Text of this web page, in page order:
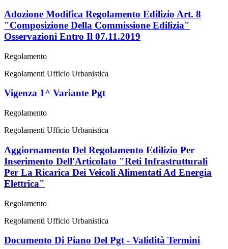
Adozione Modifica Regolamento Edilizio Art. 8
"Composizione Della Commissione Edilizia"
Osservazioni Entro Il 07.11.2019
Regolamento
Regolamenti Ufficio Urbanistica
Vigenza 1^ Variante Pgt
Regolamento
Regolamenti Ufficio Urbanistica
Aggiornamento Del Regolamento Edilizio Per
Inserimento Dell'Articolato "Reti Infrastrutturali
Per La Ricarica Dei Veicoli Alimentati Ad Energia
Elettrica"
Regolamento
Regolamenti Ufficio Urbanistica
Documento Di Piano Del Pgt - Validità Termini